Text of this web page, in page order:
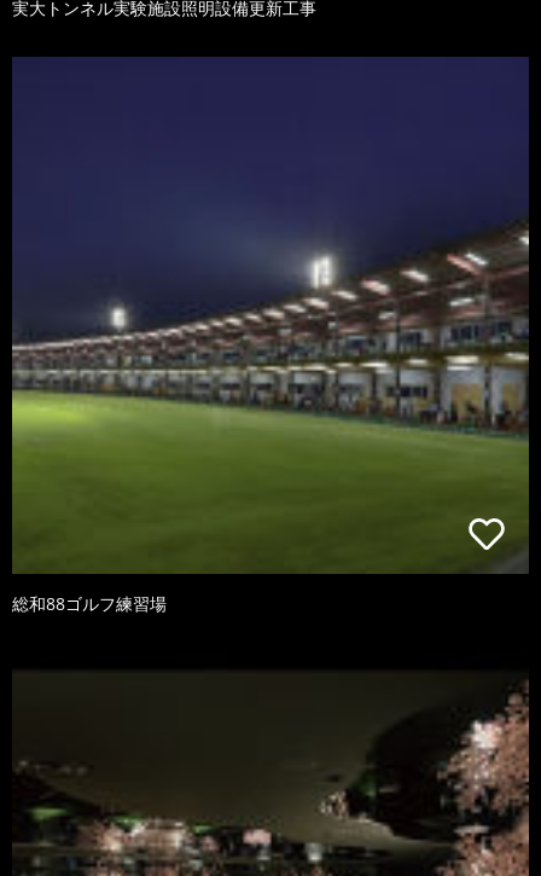
実大トンネル実験施設照明設備更新工事
総和88ゴルフ練習場